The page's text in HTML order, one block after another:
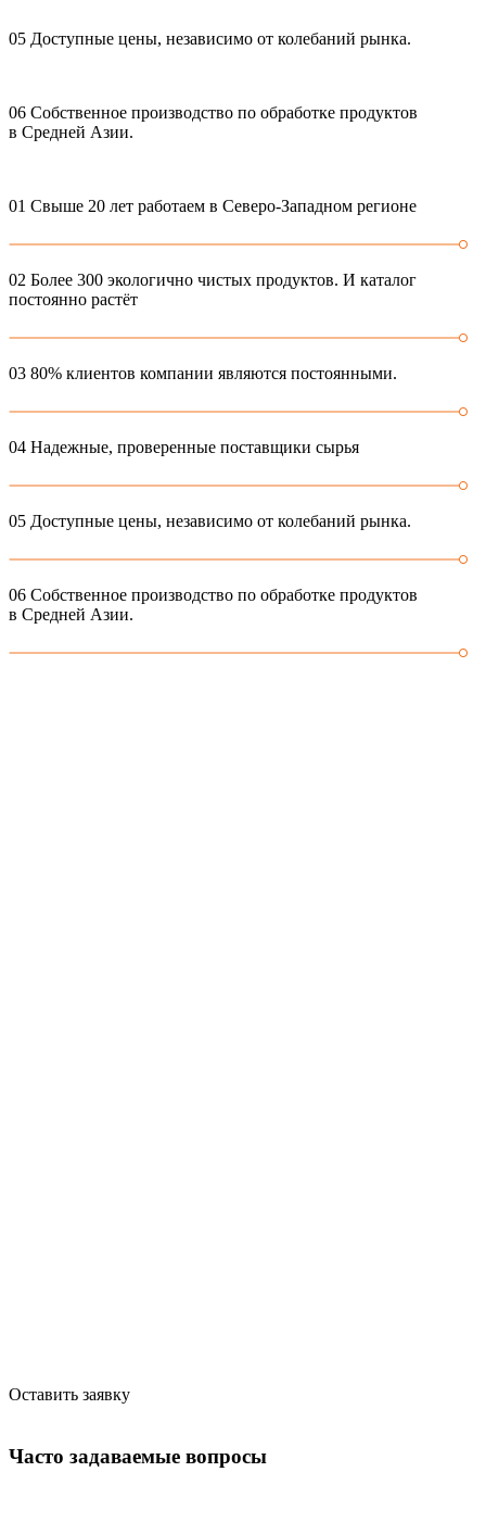
05 Доступные цены, независимо от колебаний рынка.
06 Собственное производство по обработке продуктов
в Средней Азии.
01 Свыше 20 лет работаем в Северо-Западном регионе
02 Более 300 экологично чистых продуктов. И каталог
постоянно растёт
03 80% клиентов компании являются постоянными.
04 Надежные, проверенные поставщики сырья
05 Доступные цены, независимо от колебаний рынка.
06 Собственное производство по обработке продуктов
в Средней Азии.
Оставить заявку
Часто задаваемые вопросы